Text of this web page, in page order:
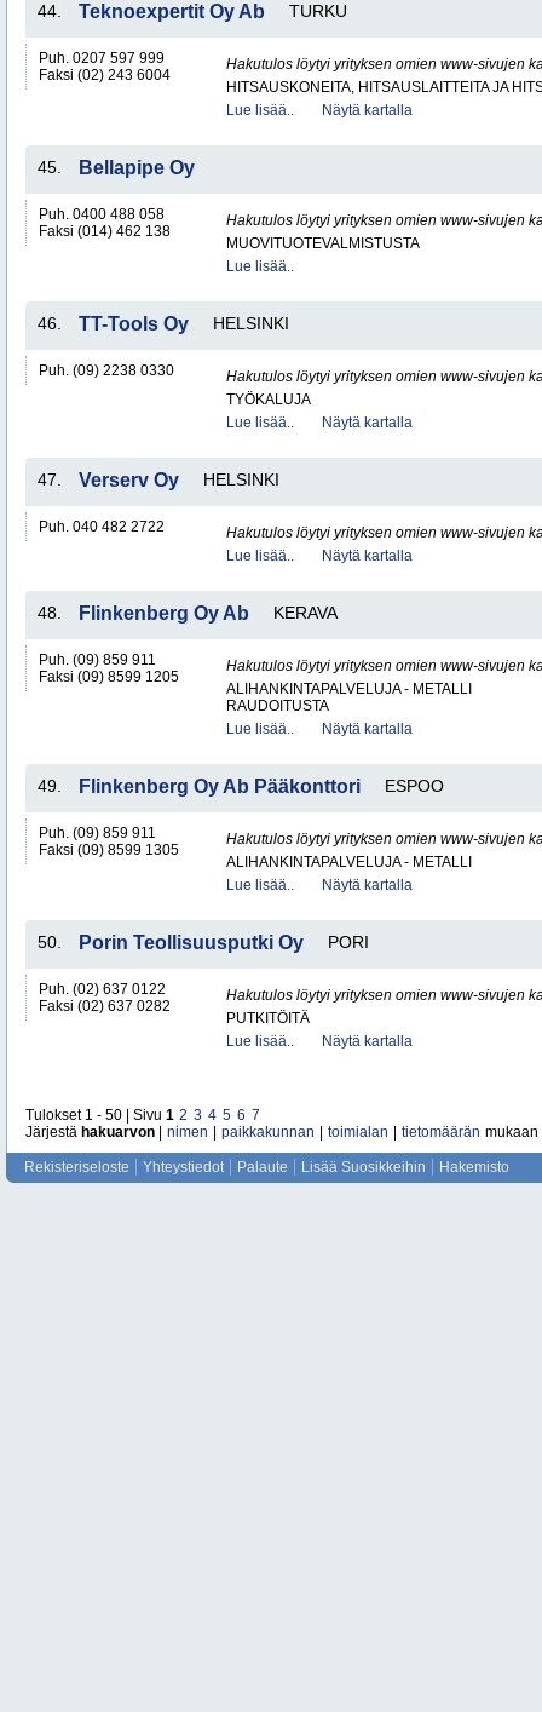
44. Teknoexpertit Oy Ab TURKU
Puh. 0207 597 999
Faksi (02) 243 6004
Hakutulos löytyi yrityksen omien www-sivujen
HITSAUSKONEITA, HITSAUSLAITTEITA JA
Lue lisää..
Näytä kartalla
45. Bellapipe Oy
Puh. 0400 488 058
Faksi (014) 462 138
Hakutulos löytyi yrityksen omien www-sivujen
MUOVITUOTEVALMISTUSTA
Lue lisää..
46. TT-Tools Oy HELSINKI
Puh. (09) 2238 0330
Hakutulos löytyi yrityksen omien www-sivujen
TYÖKALUJA
Lue lisää..
Näytä kartalla
47. Verserv Oy HELSINKI
Puh. 040 482 2722
Hakutulos löytyi yrityksen omien www-sivujen
Lue lisää..
Näytä kartalla
48. Flinkenberg Oy Ab KERAVA
Puh. (09) 859 911
Faksi (09) 8599 1205
Hakutulos löytyi yrityksen omien www-sivujen
ALIHANKINTAPALVELUJA - METALLI
RAUDOITUSTA
Lue lisää..
Näytä kartalla
49. Flinkenberg Oy Ab Pääkonttori ESPOO
Puh. (09) 859 911
Faksi (09) 8599 1305
Hakutulos löytyi yrityksen omien www-sivujen
ALIHANKINTAPALVELUJA - METALLI
Lue lisää..
Näytä kartalla
50. Porin Teollisuusputki Oy PORI
Puh. (02) 637 0122
Faksi (02) 637 0282
Hakutulos löytyi yrityksen omien www-sivujen
PUTKITÖITÄ
Lue lisää..
Näytä kartalla
Tulokset 1 - 50 | Sivu 1 2 3 4 5 6 7
Järjestä hakuarvon nimen paikkakunnan toimialan tietomäärän mukaan
Rekisteriseloste Yhteystiedot Palaute Lisää Suosikkeihin Hakemisto